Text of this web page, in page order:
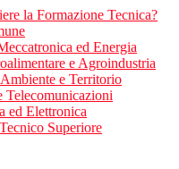
la Formazione Tecnica?
ed Energia
e Agroindustria
e Territorio
Telecomunicazioni
ed Elettronica
Superiore